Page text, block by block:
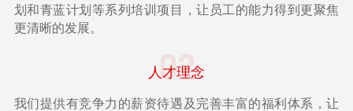
划和青蓝计划等系列培训项目，让员工的能力得到更聚焦
更清晰的发展。
02
人才理念
我们提供有竞争力的薪资待遇及完善丰富的福利体系，让